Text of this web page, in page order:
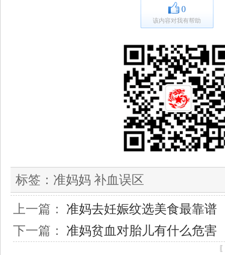
0
该内容对我有帮助
标签： 准妈妈 补血误区
上一篇： 准妈去妊娠纹选美食最靠谱
下一篇： 准妈贫血对胎儿有什么危害